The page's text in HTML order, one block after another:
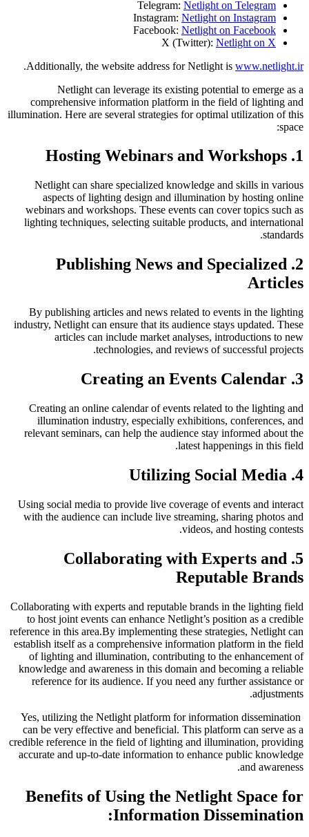
Telegram: Netlight on Telegram
Instagram: Netlight on Instagram
Facebook: Netlight on Facebook
X (Twitter): Netlight on X
Additionally, the website address for Netlight is www.netlight.ir
.
Netlight can leverage its existing potential to emerge as a
comprehensive information platform in the field of lighting and
illumination. Here are several strategies for optimal utilization of this
space:
1. Hosting Webinars and Workshops
Netlight can share specialized knowledge and skills in various
aspects of lighting design and illumination by hosting online
webinars and workshops. These events can cover topics such as
lighting techniques, selecting suitable products, and international
standards.
2. Publishing News and Specialized
Articles
By publishing articles and news related to events in the lighting
industry, Netlight can ensure that its audience stays updated. These
articles can include market analyses, introductions to new
technologies, and reviews of successful projects.
3. Creating an Events Calendar
Creating an online calendar of events related to the lighting and
illumination industry, especially exhibitions, conferences, and
relevant seminars, can help the audience stay informed about the
latest happenings in this field.
4. Utilizing Social Media
Using social media to provide live coverage of events and interact
with the audience can include live streaming, sharing photos and
videos, and hosting contests.
5. Collaborating with Experts and
Reputable Brands
Collaborating with experts and reputable brands in the lighting field
to host joint events can enhance Netlight’s position as a credible
reference in this area.By implementing these strategies, Netlight can
establish itself as a comprehensive information platform in the field
of lighting and illumination, contributing to the enhancement of
knowledge and awareness in this domain and becoming a reliable
reference for its audience. If you need any further assistance or
adjustments.
Yes, utilizing the Netlight platform for information dissemination
can be very effective and beneficial. This platform can serve as a
credible reference in the field of lighting and illumination, providing
accurate and up-to-date information to enhance public knowledge
and awareness.
Benefits of Using the Netlight Space for
Information Dissemination: